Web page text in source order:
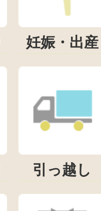
妊娠・出産
引っ越し